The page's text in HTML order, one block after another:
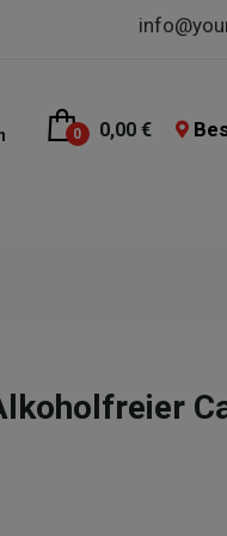
0 0,00 €